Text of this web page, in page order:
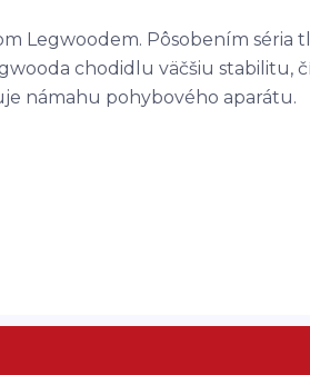
Legwoodem. Pôsobením séria
chodidlu väčšiu stabilitu,
námahu pohybového aparátu.